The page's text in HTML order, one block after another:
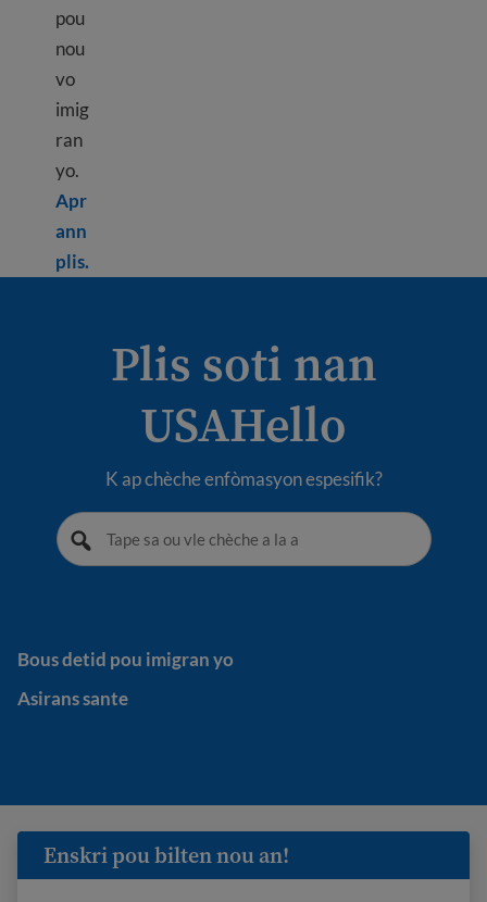
pou
nou
vo
imig
ran
yo.
Apr
ann
plis.Learn more about How to pay taxes in the USA
Plis soti nan
USAHello
K ap chèche enfòmasyon espesifik?
Bous detid pou imigran yo
Bous detid pou imigran yo
Asirans sante
Asirans sante
Enskri pou bilten nou an!